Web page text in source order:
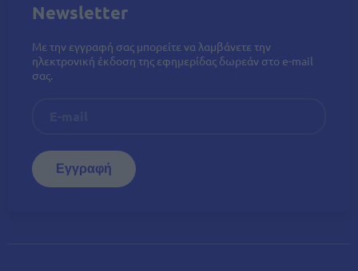
Newsletter
Με την εγγραφή σας μπορείτε να λαμβάνετε την
ηλεκτρονική έκδοση της εφημερίδας δωρεάν στο e-mail
σας.